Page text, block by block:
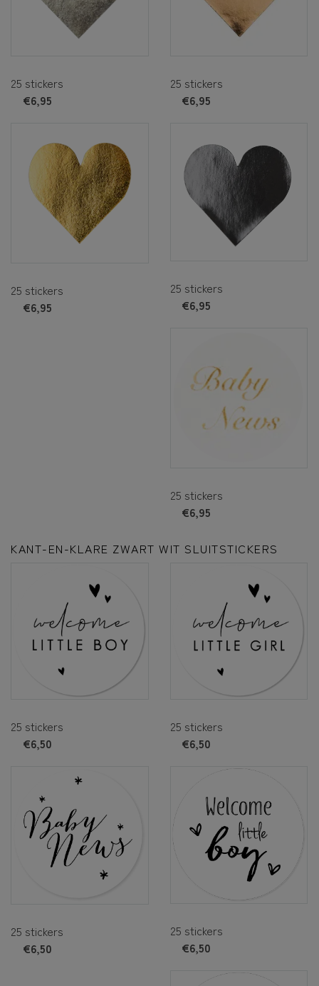
25 stickers
€6,95
25 stickers
€6,95
25 stickers
€6,95
25 stickers
€6,95
25 stickers
€6,95
KANT-EN-KLARE ZWART WIT SLUITSTICKERS
25 stickers
€6,50
25 stickers
€6,50
25 stickers
€6,50
25 stickers
€6,50